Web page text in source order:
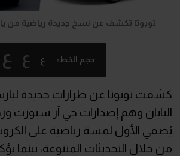
تويوتا تكشف عن نسخ جديدة رياضية من
حجم الخط: ع ع ع
كشفت تويوتا عن طرازات جديدة
اليابان وهم إصدارات جي آر سبورت
يُضفي الأول لمسة رياضية على
من خلال التحديثات المتنوعة، بينما